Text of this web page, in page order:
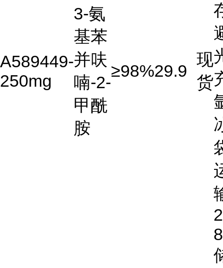
A589449-
250mg
3-氨
基苯
并呋
喃-2-
甲酰
胺
≥98%29.9
现
货